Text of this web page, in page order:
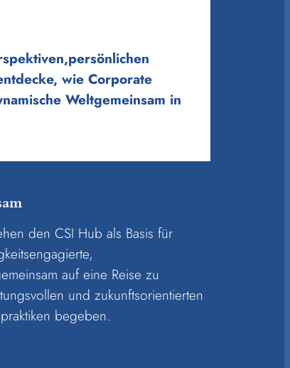
wie Corporate
Weltgemeinsam in
den CSI Hub als Basis für
auf eine Reise zu
und zukunftsorientierten
begeben.